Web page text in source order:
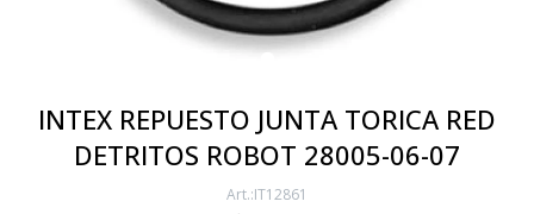
INTEX REPUESTO JUNTA TORICA RED
DETRITOS ROBOT 28005-06-07
IT12861
Ferretería